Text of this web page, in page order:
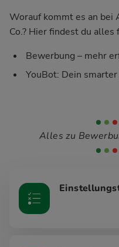
Worauf kommt es an bei
Co.? Hier findest du
Bewerbung – mehr
YouBot: Dein
Alles zu